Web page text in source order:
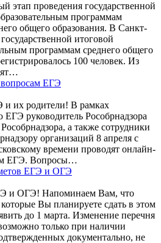
этап проведения государственной
программам
общего образования. В Санкт-
итоговой
программам среднего общего
100 человек. Из
ЕГЭ
их родители! В рамках
руководитель Рособрнадзора
а также сотрудники
организаций 8 апреля с
времени проводят онлайн-
ЕГЭ. Вопросы…
ЕГЭ и ОГЭ
и ОГЭ! Напоминаем Вам, что
Вы планируете сдать в этом
до 1 марта. Изменение перечня
только при наличии
документально, не